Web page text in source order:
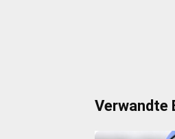
Verwandte